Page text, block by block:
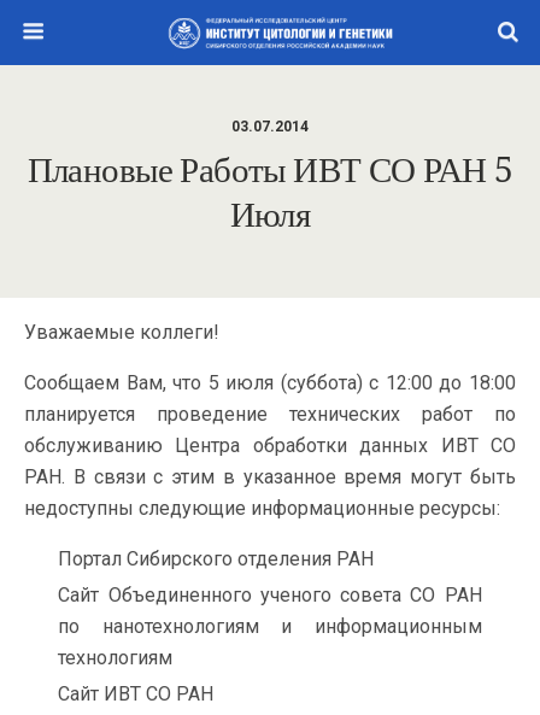
03.07.2014
Плановые Работы ИВТ СО РАН 5
Июля
Уважаемые коллеги!
Сообщаем Вам, что 5 июля (суббота) с 12:00 до 18:00
планируется проведение технических работ по
обслуживанию Центра обработки данных ИВТ СО
РАН. В связи с этим в указанное время могут быть
недоступны следующие информационные ресурсы:
Портал Сибирского отделения РАН
Сайт Объединенного ученого совета СО РАН
по нанотехнологиям и информационным
технологиям
Сайт ИВТ СО РАН